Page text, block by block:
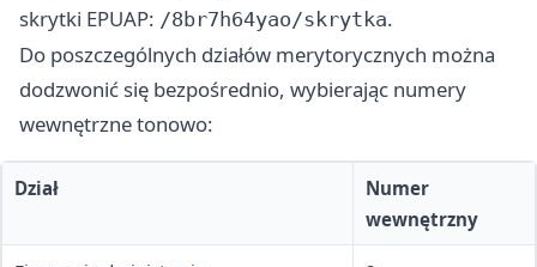
skrytki EPUAP: /8br7h64yao/skrytka.
Do poszczególnych działów merytorycznych można
dodzwonić się bezpośrednio, wybierając numery
wewnętrzne tonowo:
Dział
Numer
wewnętrzny